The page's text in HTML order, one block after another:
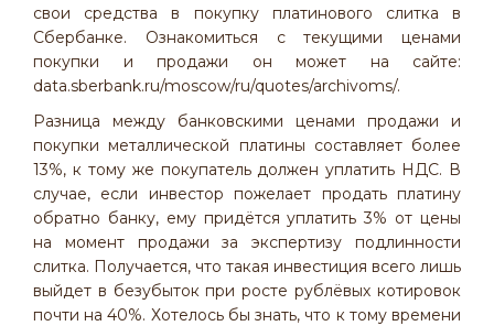
свои средства в покупку платинового слитка в
Сбербанке. Ознакомиться с текущими ценами
покупки и продажи он может на сайте:
data.sberbank.ru/moscow/ru/quotes/archivoms/.
Разница между банковскими ценами продажи и
покупки металлической платины составляет более
13%, к тому же покупатель должен уплатить НДС. В
случае, если инвестор пожелает продать платину
обратно банку, ему придётся уплатить 3% от цены
на момент продажи за экспертизу подлинности
слитка. Получается, что такая инвестиция всего лишь
выйдет в безубыток при росте рублёвых котировок
почти на 40%. Хотелось бы знать, что к тому времени